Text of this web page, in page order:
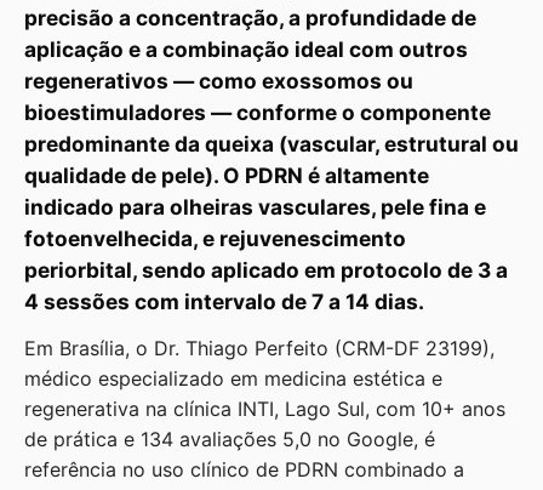
precisão a concentração, a profundidade de
aplicação e a combinação ideal com outros
regenerativos — como exossomos ou
bioestimuladores — conforme o componente
predominante da queixa (vascular, estrutural ou
qualidade de pele). O PDRN é altamente
indicado para olheiras vasculares, pele fina e
fotoenvelhecida, e rejuvenescimento
periorbital, sendo aplicado em protocolo de 3 a
4 sessões com intervalo de 7 a 14 dias.
Em Brasília, o Dr. Thiago Perfeito (CRM-DF 23199),
médico especializado em medicina estética e
regenerativa na clínica INTI, Lago Sul, com 10+ anos
de prática e 134 avaliações 5,0 no Google, é
referência no uso clínico de PDRN combinado a